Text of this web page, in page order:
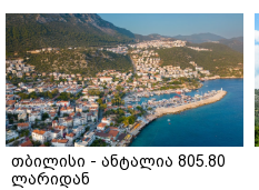
თბილისი - ანტალია 805.80
ლარიდან